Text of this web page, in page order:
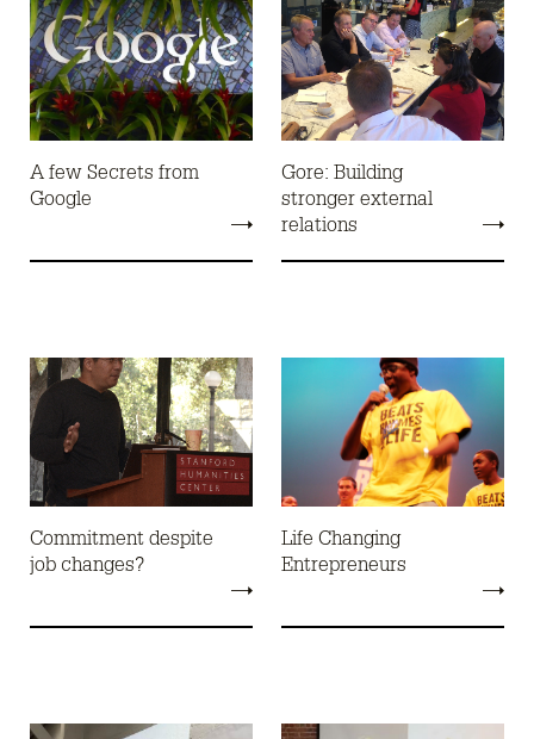
A few Secrets from
Google
Gore: Building
stronger external
relations
Commitment despite
job changes?
Life Changing
Entrepreneurs